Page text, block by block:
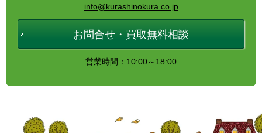
info@kurashinokura.co.jp
お問合せ・買取無料相談
営業時間：10:00～18:00